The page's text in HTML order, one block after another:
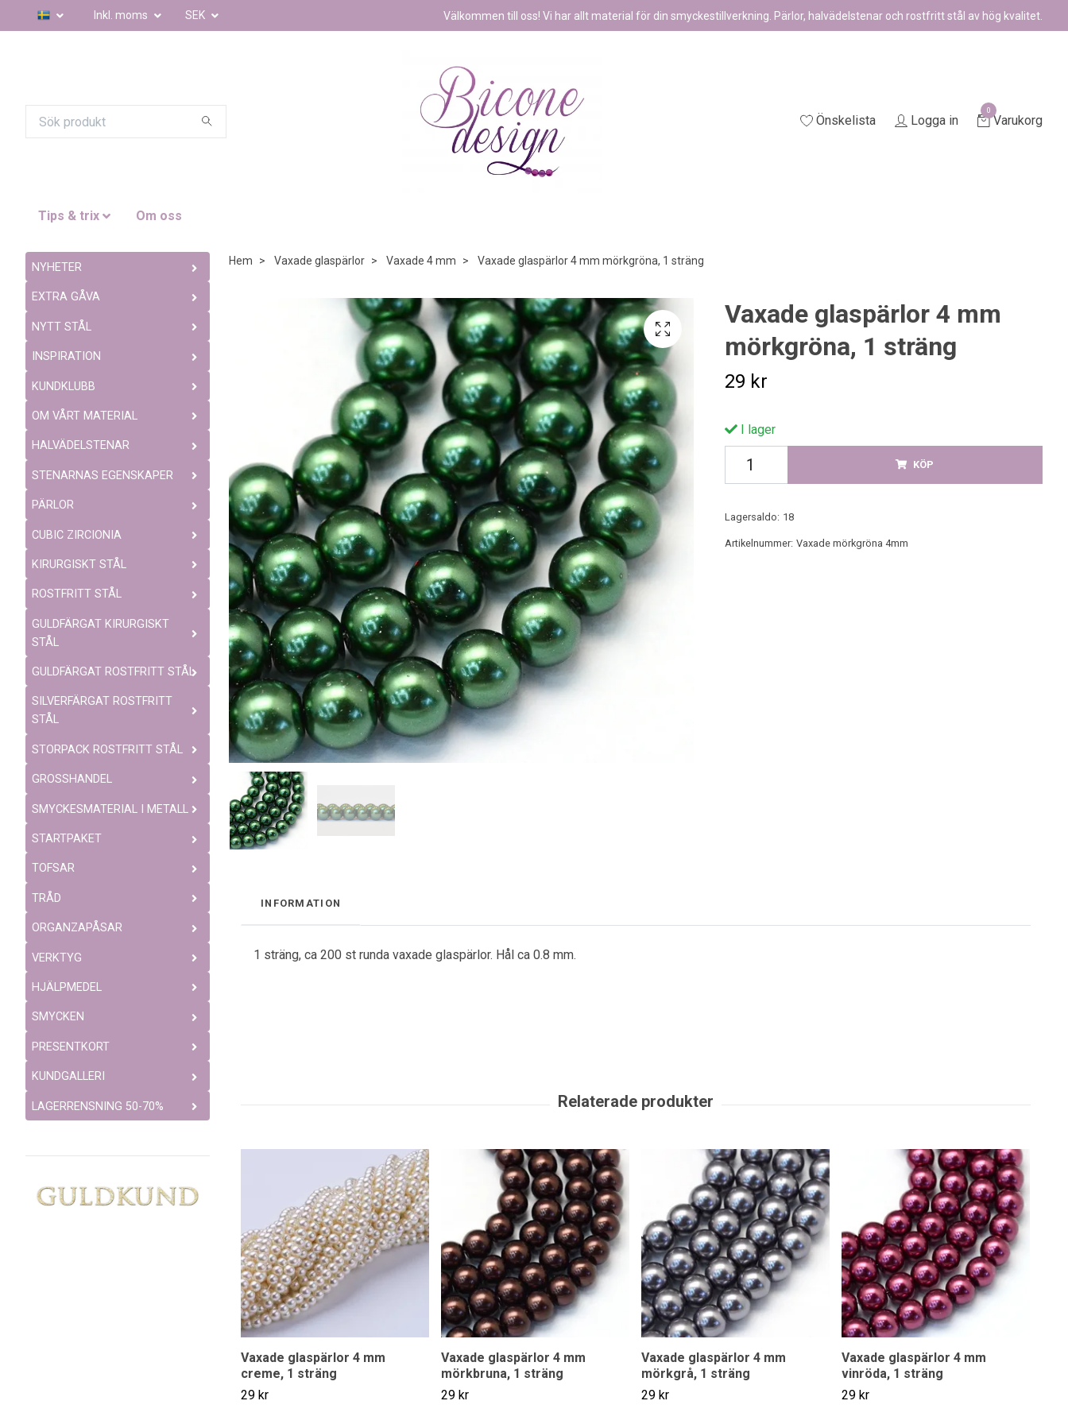
Inkl. moms SEK Välkommen till oss! Vi har allt material för din smyckestillverkning. Pärlor, halvädelstenar och rostfritt stål av hög kvalitet.
Önskelista Logga in
0
Varukorg
Tips & trix Om oss
NYHETER
EXTRA GÅVA
NYTT STÅL
INSPIRATION
KUNDKLUBB
OM VÅRT MATERIAL
HALVÄDELSTENAR
STENARNAS EGENSKAPER
PÄRLOR
CUBIC ZIRCIONIA
KIRURGISKT STÅL
ROSTFRITT STÅL
GULDFÄRGAT KIRURGISKT
STÅL
GULDFÄRGAT ROSTFRITT STÅL
SILVERFÄRGAT ROSTFRITT
STÅL
STORPACK ROSTFRITT STÅL
GROSSHANDEL
SMYCKESMATERIAL I METALL
STARTPAKET
TOFSAR
TRÅD
ORGANZAPÅSAR
VERKTYG
HJÄLPMEDEL
SMYCKEN
PRESENTKORT
KUNDGALLERI
LAGERRENSNING 50-70%
Hem Vaxade glaspärlor Vaxade 4 mm Vaxade glaspärlor 4 mm mörkgröna, 1 sträng
Vaxade glaspärlor 4 mm
mörkgröna, 1 sträng
29 kr
I lager
KÖP
Lagersaldo: 18
Artikelnummer: Vaxade mörkgröna 4mm
INFORMATION
1 sträng, ca 200 st runda vaxade glaspärlor. Hål ca 0.8 mm.
Vaxade glaspärlor 4 mm
creme, 1 sträng
29 kr
Vaxade glaspärlor 4 mm
mörkbruna, 1 sträng
29 kr
Vaxade glaspärlor 4 mm
mörkgrå, 1 sträng
29 kr
Vaxade glaspärlor 4 mm
vinröda, 1 sträng
29 kr